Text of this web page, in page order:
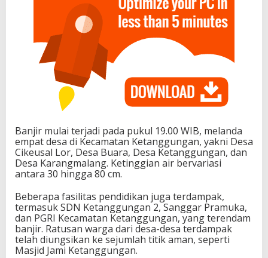
Banjir mulai terjadi pada pukul 19.00 WIB, melanda
empat desa di Kecamatan Ketanggungan, yakni Desa
Cikeusal Lor, Desa Buara, Desa Ketanggungan, dan
Desa Karangmalang. Ketinggian air bervariasi
antara 30 hingga 80 cm.
Beberapa fasilitas pendidikan juga terdampak,
termasuk SDN Ketanggungan 2, Sanggar Pramuka,
dan PGRI Kecamatan Ketanggungan, yang terendam
banjir. Ratusan warga dari desa-desa terdampak
telah diungsikan ke sejumlah titik aman, seperti
Masjid Jami Ketanggungan.